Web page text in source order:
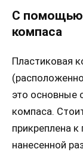
С помощью
компаса
Пластиковая
это основные
компаса.
прикреплена к
нанесенной